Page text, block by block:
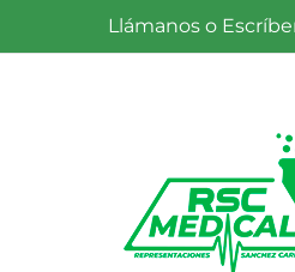
contenido
Llámanos o